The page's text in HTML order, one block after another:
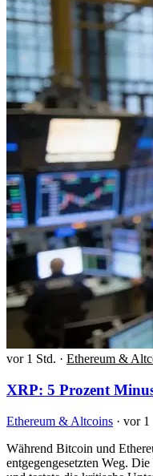
vor 1 Std. · Ethereum &
XRP: 5 Prozent
Ethereum & Altcoins · vor 1
Während Bitcoin und
entgegengesetzten Weg.